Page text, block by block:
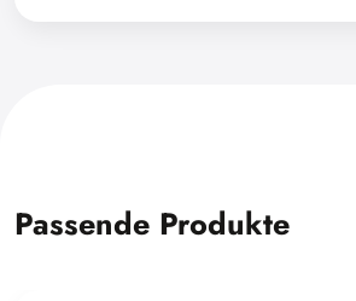
Passende Produkte